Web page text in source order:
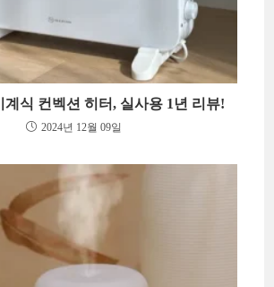
식 컨벡션 히터, 실사용 1년 리뷰!
2024년 12월 09일